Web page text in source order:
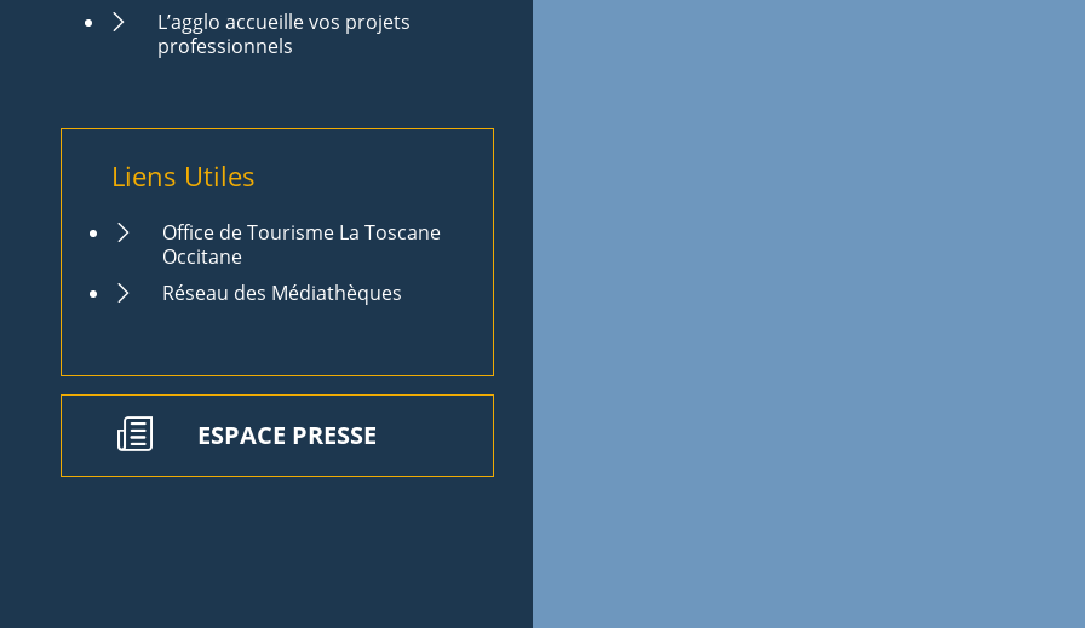
L’agglo accueille vos projets
professionnels
Liens Utiles
Office de Tourisme La Toscane
Occitane
Réseau des Médiathèques
ESPACE PRESSE